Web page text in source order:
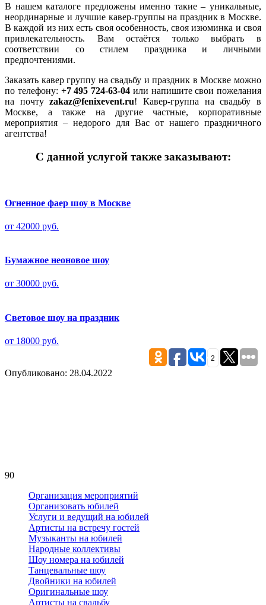
В нашем каталоге предложены именно такие – уникальные,
неординарные и лучшие кавер-группы на праздник в Москве.
В каждой из них есть своя особенность, своя изюминка и своя
привлекательность. Вам остаётся только выбрать в
соответствии со стилем праздника и личными
предпочтениями.
Заказать кавер группу на свадьбу и праздник в Москве можно
по телефону: +7 495 724-63-04 или напишите свои пожелания
на почтуzakaz@fenixevent.ru! Кавер-группа на свадьбу в
Москве, а также на другие частные, корпоративные
мероприятия – недорого для Вас от нашего праздничного
агентства!
С данной услугой также заказывают:
Огненное фаер шоу в Москве
от 42000 руб.
Бумажное неоновое шоу
от 30000 руб.
Световое шоу на праздник
от 18000 руб.
2
Опубликовано: 28.04.2022
90
Организация мероприятий
Организовать юбилей
Услуги и ведущий на юбилей
Артисты на встречу гостей
Музыканты на юбилей
Народные коллективы
Шоу номера на юбилей
Танцевальные шоу
Двойники на юбилей
Оригинальные шоу
Артисты на свадьбу